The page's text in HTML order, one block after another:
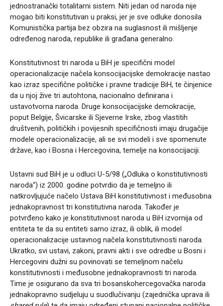
jednostranački totalitarni sistem. Niti jedan od naroda nije
mogao biti konstitutivan u praksi, jer je sve odluke donosila
Komunistička partija bez obzira na suglasnost ili mišljenje
određenog naroda, republike ili građana generalno.
Konstitutivnost tri naroda u BiH je specifični model
operacionalizacije načela konsocijacijske demokracije nastao
kao izraz specifične političke i pravne tradicije BiH, te činjenice
da u njoj žive tri autohtona, nacionalno definirana i
ustavotvorna naroda. Druge konsocijacijske demokracije,
poput Belgije, Švicarske ili Sjeverne Irske, zbog vlastitih
društvenih, političkih i povijesnih specifičnosti imaju drugačije
modele operacionalizacije, ali se svi modeli i sve spomenute
države, kao i Bosna i Hercegovina, temelje na konsocijaciji.
Ustavni sud BiH je u odluci U-5/98 („Odluka o konstitutivnosti
naroda“) iz 2000. godine potvrdio da je temeljno ili
natkrovljujuće načelo Ustava BiH konstitutivnost i međusobna
jednakopravnost tri konstitutivna naroda. Također je
potvrđeno kako je konstitutivnost naroda u BiH izvornija od
entiteta te da su entiteti samo izraz, ili oblik, ili model
operacionalizacije ustavnog načela konstitutivnosti naroda.
Ukratko, svi ustavi, zakoni, pravni akti i sve odredbe u Bosni i
Hercegovini dužni su povinovati se temeljnom načelu
konstitutivnosti i međusobne jednakopravnosti tri naroda.
Time je osigurano da sva tri bosanskohercegovačka naroda
jednakopravno sudjeluju u suodlučivanju (zajednička uprava ili